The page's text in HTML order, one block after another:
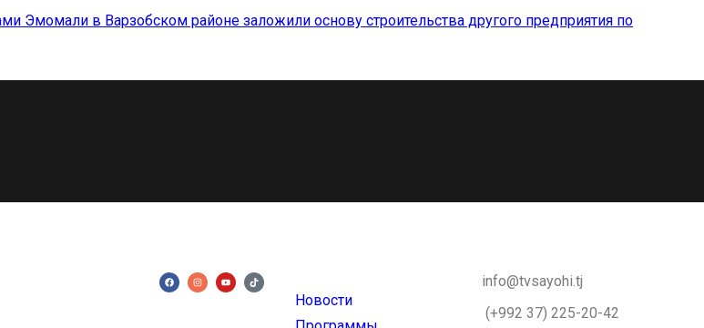
Эмомали в Варзобском районе заложили основу строительства другого предприятия по
Новости
info@tvsayohi.tj
(+992 37) 225-20-42